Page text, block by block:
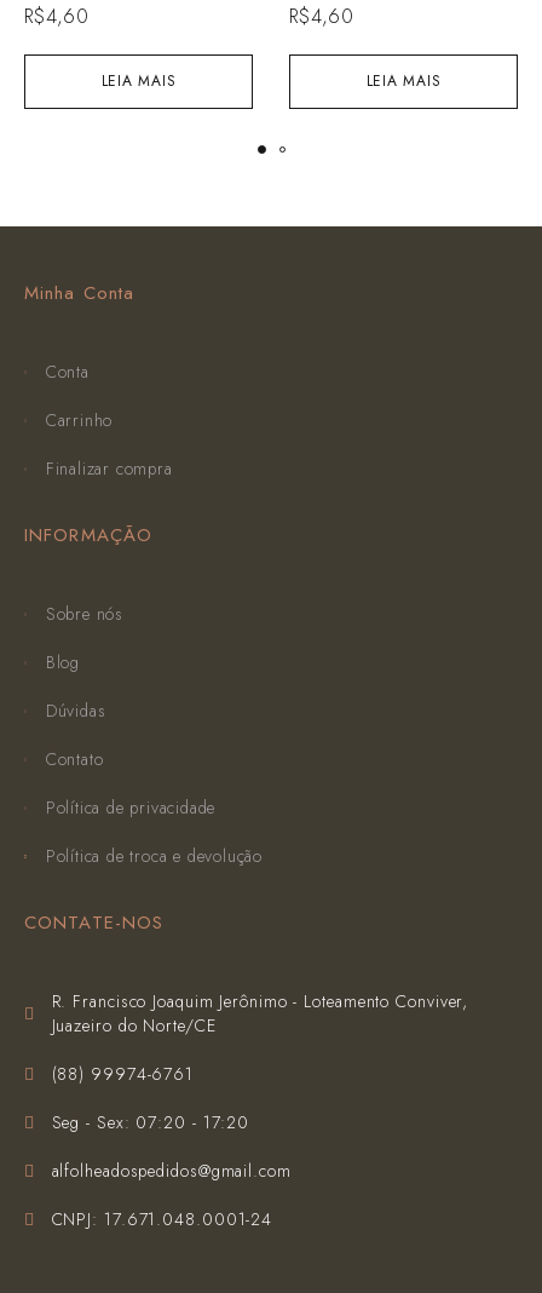
LEIA MAIS
R$4,60
LEIA MAIS
R$4,60
Minha Conta
Conta
Carrinho
Finalizar compra
INFORMAÇÃO
Sobre nós
Blog
Dúvidas
Contato
Política de privacidade
Política de troca e devolução
CONTATE-NOS
R. Francisco Joaquim Jerônimo - Loteamento Conviver,
Juazeiro do Norte/CE
(‪88) 99974-6761‬
Seg - Sex: 07:20 - 17:20
alfolheadospedidos@gmail.com
CNPJ: 17.671.048.0001-24